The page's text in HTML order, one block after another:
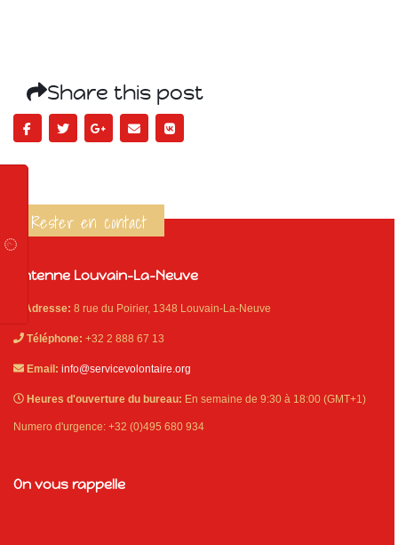
Share this post
Rester en contact
Antenne Louvain-La-Neuve
Adresse: 8 rue du Poirier, 1348 Louvain-La-Neuve
Téléphone: +32 2 888 67 13
Email: info@servicevolontaire.org
Heures d'ouverture du bureau: En semaine de 9:30 à 18:00 (GMT+1)
Numero d'urgence: +32 (0)495 680 934
On vous rappelle